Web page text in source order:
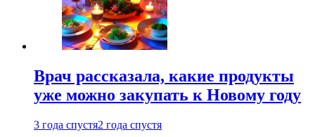
Врач рассказала, какие продукты
уже можно закупать к Новому году
3 года спустя2 года спустя